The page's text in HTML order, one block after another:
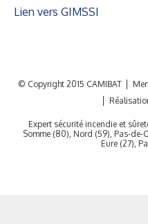
Lien vers GIMSSI
© Copyright 2015 CAMIBAT
Expert sécurité incendie et
Somme (80), Nord (59), Pas-
Eure (27),